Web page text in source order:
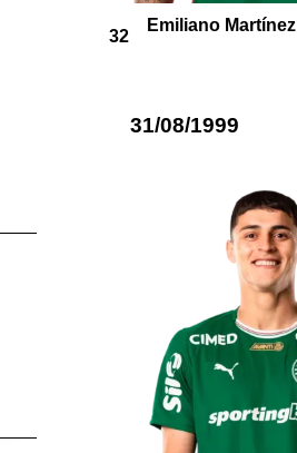
32
Emiliano Martínez
31/08/1999